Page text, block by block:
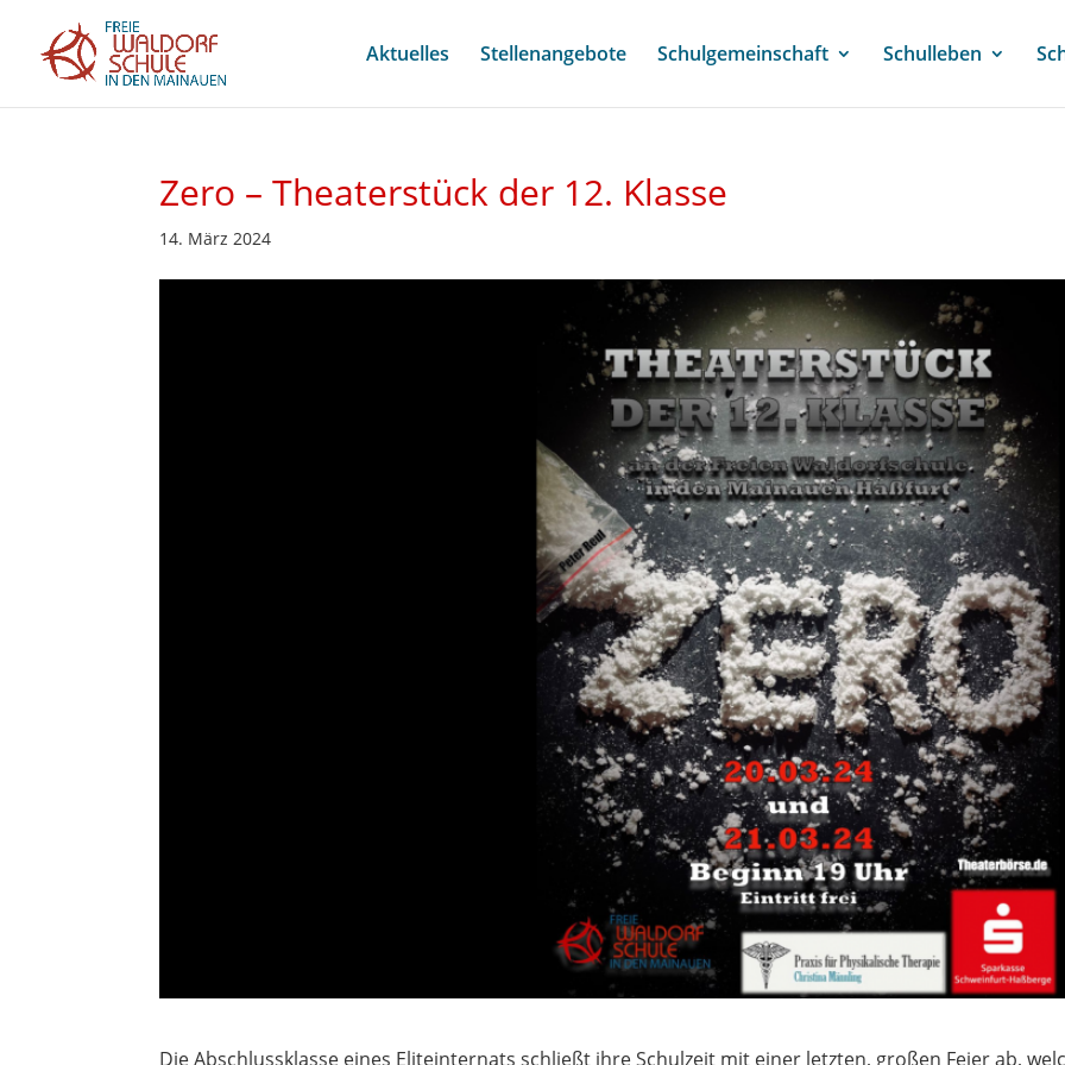
Aktuelles Stellenangebote Schulgemeinschaft Schulleben
Zero – Theaterstück der 12. Klasse
14. März 2024
Die Abschlussklasse eines Eliteinternats schließt ihre Schulzeit mit einer letzten, großen Feier ab,